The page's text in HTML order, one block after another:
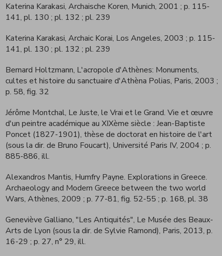
Katerina Karakasi, Archaische Koren, Munich, 2001; p. 115-
141, pl. 130 ; pl. 132 ; pl. 239
Katerina Karakasi, Archaic Korai, Los Angeles, 2003; p. 115-
141, pl. 130 ; pl. 132 ; pl. 239
Bernard Holtzmann, L'acropole d'Athènes: Monuments,
cultes et histoire du sanctuaire d'Athèna Polias, Paris, 2003;
p. 58, fig. 32
Jérôme Montchal, Le Juste, le Vrai et le Grand. Vie et œuvre
d'un peintre académique au XIXème siècle : Jean-Baptiste
Poncet (1827-1901), thèse de doctorat en histoire de l'art
(sous la dir. de Bruno Foucart), Université Paris IV, 2004; p.
885-886, ill.
Alexandros Mantis, Humfry Payne. Explorations in Greece.
Archaeology and Modern Greece between the two world
Wars, Athènes, 2009; p. 77-81, fig. 52-55 ; p. 168, pl. 38
Geneviève Galliano, "Les Antiquités", Le Musée des Beaux-
Arts de Lyon (sous la dir. de Sylvie Ramond), Paris, 2013, p.
16-29; p. 27, n° 29, ill.